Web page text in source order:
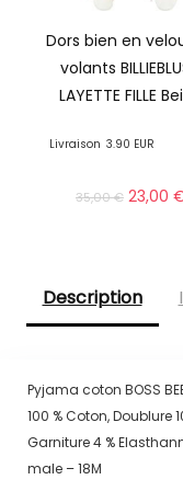
Dors bien en
volants
LAYETTE FILLE
Livraison 3.90 EUR
35,00€ 23,00
Description
Pyjama coton BOSS
100 % Coton, Doublure
Garniture 4 %
male – 18M